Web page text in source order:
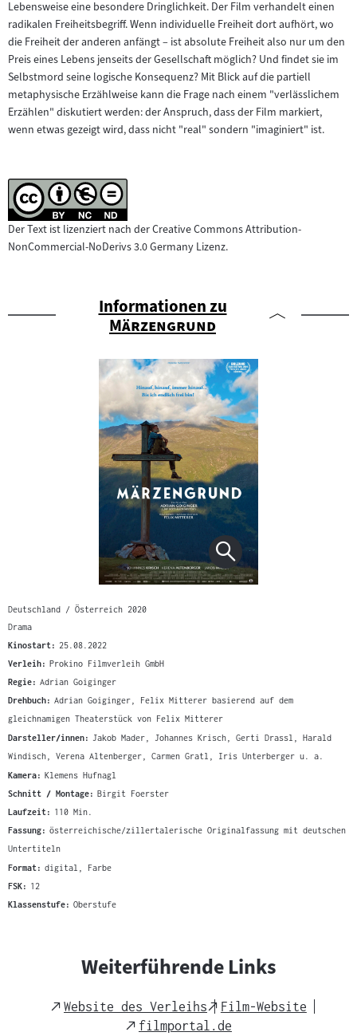
Lebensweise eine besondere Dringlichkeit. Der Film verhandelt einen
radikalen Freiheitsbegriff. Wenn individuelle Freiheit dort aufhört, wo
die Freiheit der anderen anfängt – ist absolute Freiheit also nur um den
Preis eines Lebens jenseits der Gesellschaft möglich? Und findet sie im
Selbstmord seine logische Konsequenz? Mit Blick auf die partiell
metaphysische Erzählweise kann die Frage nach einem "verlässlichem
Erzählen" diskutiert werden: der Anspruch, dass der Film markiert,
wenn etwas gezeigt wird, dass nicht "real" sondern "imaginiert" ist.
Der Text ist lizenziert nach der Creative Commons Attribution-
NonCommercial-NoDerivs 3.0 Germany Lizenz.
Informationen zu
"
Märzengrund"
Deutschland / Österreich 2020
Drama
Kinostart: 25.08.2022
Verleih: Prokino Filmverleih GmbH
Regie: Adrian Goiginger
Drehbuch: Adrian Goiginger, Felix Mitterer basierend auf dem
gleichnamigen Theaterstück von Felix Mitterer
Darsteller/innen: Jakob Mader, Johannes Krisch, Gerti Drassl, Harald
Windisch, Verena Altenberger, Carmen Gratl, Iris Unterberger u. a.
Kamera: Klemens Hufnagl
Schnitt / Montage: Birgit Foerster
Laufzeit: 110 Min.
Fassung: österreichische/zillertalerische Originalfassung mit deutschen
Untertiteln
Format: digital, Farbe
FSK: 12
Klassenstufe: Oberstufe
Weiterführende Links
External
Website des Verleihs
External
Link
Film-Website
External
filmportal.de